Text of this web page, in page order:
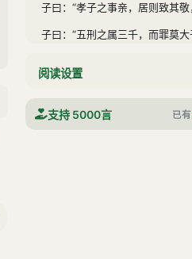
阅读设置
支持 5000言 已有